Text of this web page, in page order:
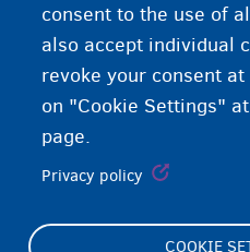
consent to the use of
also accept individual
revoke your consent
on "Cookie Settings"
page.
Privacy policy
COOKIE